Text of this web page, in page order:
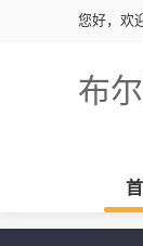
您好，欢
布